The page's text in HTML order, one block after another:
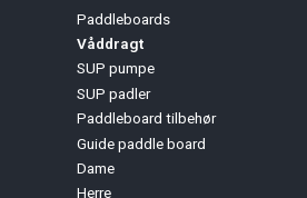
Paddleboards
Våddragt
SUP pumpe
SUP padler
Paddleboard tilbehør
Guide paddle board
Dame
Herre